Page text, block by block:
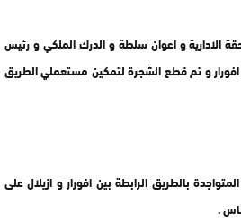
الادارية و اعوان سلطة و الدرك الملكي و رئيس
افورار و تم قطع الشجرة لتمكين مستعملي الطريق
بالطريق الرابطة بين افورار و ازيلال على
.